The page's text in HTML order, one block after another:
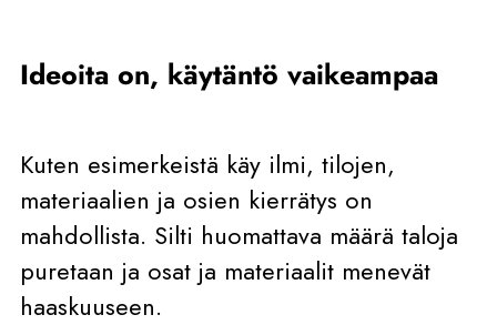
Ideoita on, käytäntö vaikeampaa
Kuten esimerkeistä käy ilmi, tilojen,
materiaalien ja osien kierrätys on
mahdollista. Silti huomattava määrä taloja
puretaan ja osat ja materiaalit menevät
haaskuuseen.